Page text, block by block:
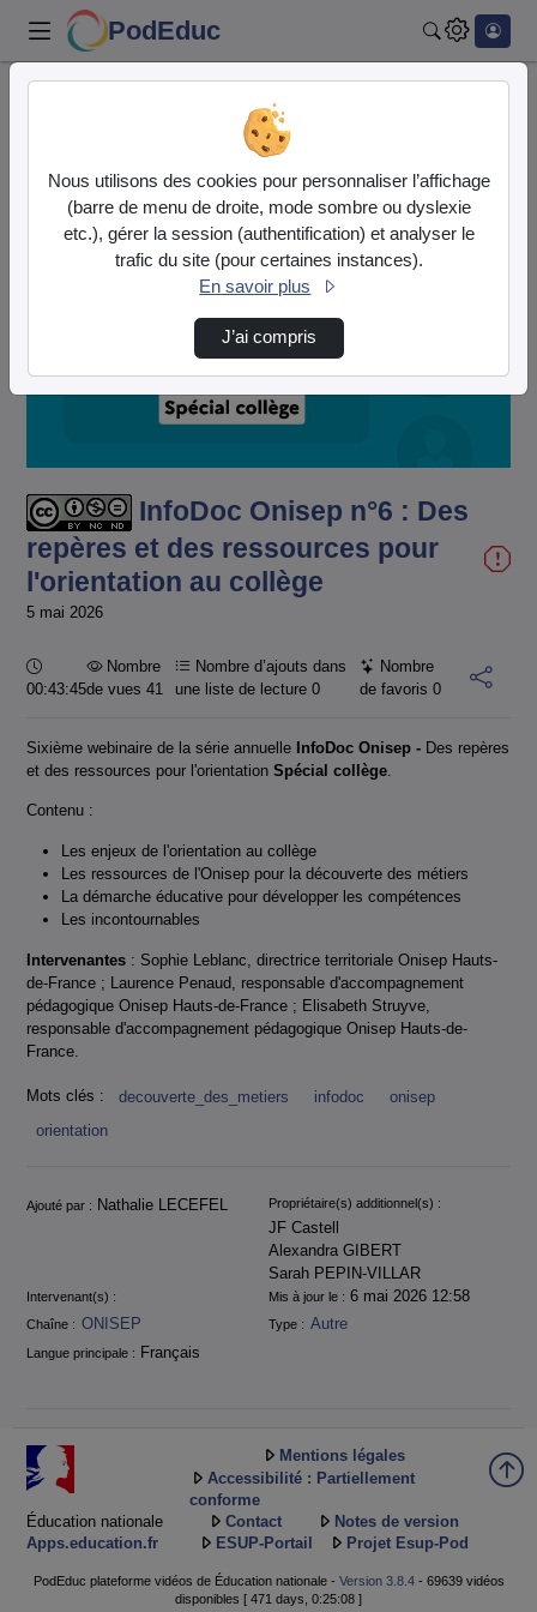
PodEduc
InfoDoc Onisep n°6 : Des repères et des ress…
Lire
la
vidéo
InfoDoc Onisep n°6 : Des
repères et des ressources pour
l'orientation au collège
5 mai 2026
Durée :
00:43:45
Nombre
de vues 41
Nombre d’ajouts dans
une liste de lecture0
Nombre
de favoris 0
Sixième webinaire de la série annuelle InfoDoc Onisep - Des repères
et des ressources pour l'orientation Spécial collège
Contenu :
Les enjeux de l'orientation au collège
Les ressources de l'Onisep pour la découverte des métiers
La démarche éducative pour développer les compétences
Les incontournables
Intervenantes : Sophie Leblanc, directrice territoriale Onisep Hauts-
de-France ; Laurence Penaud, responsable d'accompagnement
pédagogique Onisep Hauts-de-France ; Elisabeth Struyve,
responsable d'accompagnement pédagogique Onisep Hauts-de-
France.
Mots clés : decouverte_des_metiers infodoc
onisep
orientation
Informations
Ajouté par : Nathalie LECEFEL Propriétaire(s) additionnel(s) :
JF Castell
Alexandra GIBERT
Sarah PEPIN-VILLAR
Intervenant(s) : Mis à jour le : 6 mai 2026 12:58
Chaîne : ONISEP Type : Autre
Langue principale : Français
Éducation nationale
Apps.education.fr
Mentions légales
Accessibilité : Partiellement
conforme
Contact
Notes de version
ESUP-Portail
Projet Esup-Pod
PodEduc plateforme vidéos de Éducation nationale - Version 3.8.4- 69639 vidéos
disponibles [ 471 days, 0:25:08 ]
Nous utilisons des cookies pour personnaliser l’affichage
(barre de menu de droite, mode sombre ou dyslexie
etc.), gérer la session (authentification) et analyser le
trafic du site (pour certaines instances).
En savoir plus
J’ai compris